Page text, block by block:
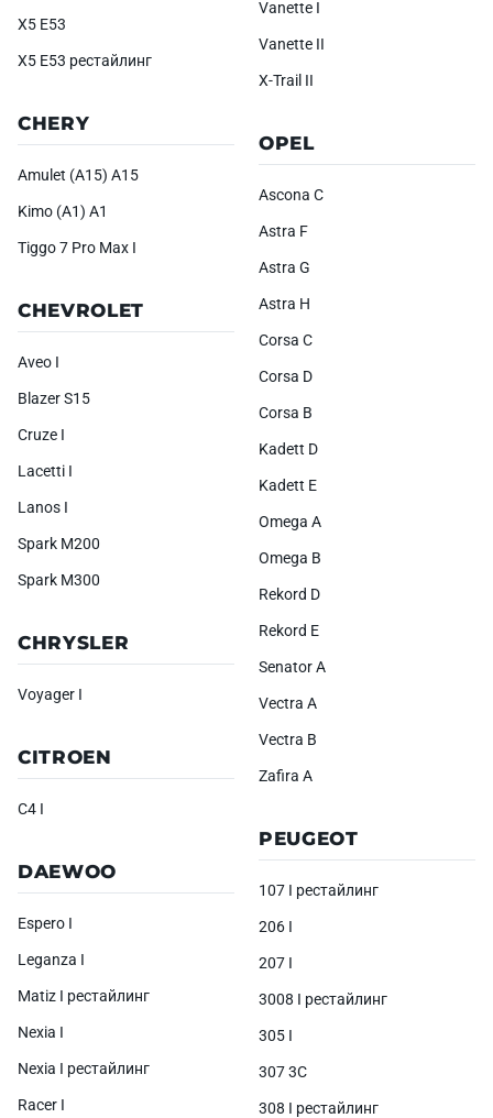
X5 E53
X5 E53 рестайлинг
CHERY
Amulet (A15) A15
Kimo (A1) A1
Tiggo 7 Pro Max I
CHEVROLET
Aveo I
Blazer S15
Cruze I
Lacetti I
Lanos I
Spark M200
Spark M300
CHRYSLER
Voyager I
CITROEN
C4 I
DAEWOO
Espero I
Leganza I
Matiz I рестайлинг
Nexia I
Nexia I рестайлинг
Racer I
Vanette I
Vanette II
X-Trail II
OPEL
Ascona C
Astra F
Astra G
Astra H
Corsa C
Corsa D
Corsa B
Kadett D
Kadett E
Omega A
Omega B
Rekord D
Rekord E
Senator A
Vectra A
Vectra B
Zafira A
PEUGEOT
107 I рестайлинг
206 I
207 I
3008 I рестайлинг
305 I
307 3C
308 I рестайлинг